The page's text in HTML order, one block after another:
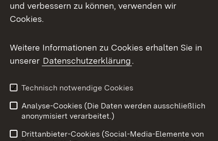
Facebook
X / Twitter
Youtube
Impressum
Kontakt
und verbessern zu können, verwenden wir
Cookies.
Weitere Informationen zu Cookies erhalten Sie in
unserer Datenschutzerklärung.
Technisch notwendige Cookies
Analyse-Cookies (Die Daten werden ausschließlich
anonymisiert verarbeitet.)
Drittanbieter-Cookies (Social-Media-Elemente von